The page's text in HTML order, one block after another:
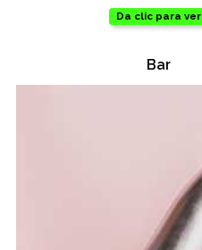
Da clic para ver
Bar